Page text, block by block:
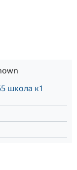
школа к1